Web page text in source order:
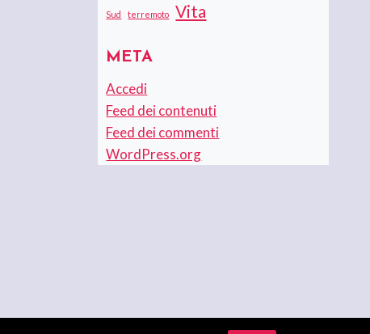
Sud terremoto Vita
META
Accedi
Feed dei contenuti
Feed dei commenti
WordPress.org